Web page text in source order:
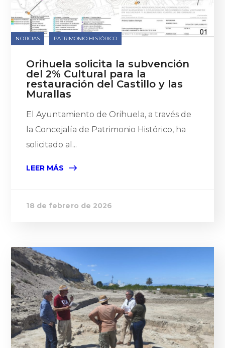
NOTICIAS PATRIMONIO HISTÓRICO
Orihuela solicita la subvención
del 2% Cultural para la
restauración del Castillo y las
Murallas
El Ayuntamiento de Orihuela, a través de
la Concejalía de Patrimonio Histórico, ha
solicitado al...
LEER MÁS
18 de febrero de 2026